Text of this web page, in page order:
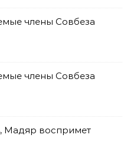
члены Совбеза
члены Совбеза
Мадяр воспримет